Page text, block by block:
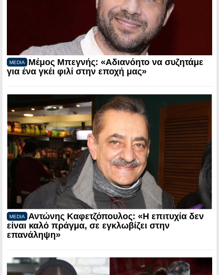
MEDIA
Μέμος Μπεγνής: «Αδιανόητο να συζητάμε
για ένα γκέι φιλί στην εποχή μας»
MEDIA
Αντώνης Καφετζόπουλος: «Η επιτυχία δεν
είναι καλό πράγμα, σε εγκλωβίζει στην
επανάληψη»